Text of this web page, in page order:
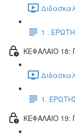
1 .
ΚΕΦΑΛΑΙΟ
1.
ΚΕΦΑΛΑΙΟ 19: